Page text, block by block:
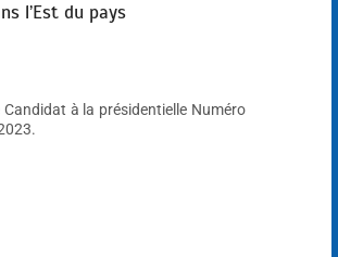
l’Est du pays
à la présidentielle Numéro